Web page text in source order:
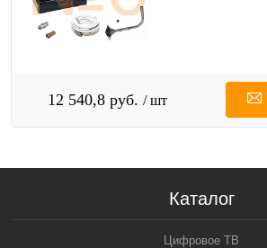
12 540,8 руб. / шт
Каталог
Цифровое ТВ